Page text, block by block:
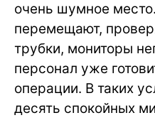
очень шумное
перемещают,
трубки, мониторы
персонал уже
операции. В таких
десять спокойных